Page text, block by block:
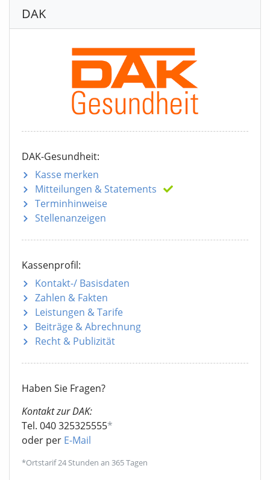
DAK
DAK-Gesundheit:
Kasse merken
Mitteilungen & Statements
Terminhinweise
Stellenanzeigen
Kassenprofil:
Kontakt-/ Basisdaten
Zahlen & Fakten
Leistungen & Tarife
Beiträge & Abrechnung
Recht & Publizität
Haben Sie Fragen?
Kontakt zur DAK:
Tel. 040 325325555*
oder per E-Mail
*Ortstarif 24 Stunden an 365 Tagen